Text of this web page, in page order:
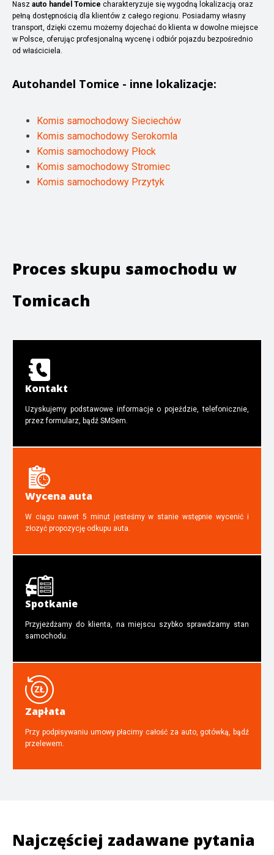
Nasz auto handel Tomice charakteryzuje się wygodną lokalizacją oraz
pełną dostępnością dla klientów z całego regionu. Posiadamy własny
transport, dzięki czemu możemy dojechać do klienta w dowolne miejsce
w Polsce, oferując profesjonalną wycenę i odbiór pojazdu bezpośrednio
od właściciela.
Autohandel Tomice - inne lokalizacje:
Komis samochodowy Sieciechów
Komis samochodowy Serokomla
Komis samochodowy Płock
Komis samochodowy Stromiec
Komis samochodowy Przytyk
Proces skupu samochodu w
Tomicach
Kontakt
Uzyskujemy podstawowe informacje o pojeździe, telefonicznie,
przez formularz, bądź SMSem.
Wycena auta
W ciągu nawet 5 minut jesteśmy w stanie wstępnie wycenić i
złozyć propozycję odkupu auta.
Spotkanie
Przyjeżdżamy do klienta, na miejscu szybko sprawdzamy stan
samochodu.
Zapłata
Przy podpisywaniu umowy płacimy całość za auto, gotówką, bądź
przelewem.
Najczęściej zadawane pytania